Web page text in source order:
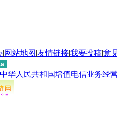
|网站地图|友情链接|我要投稿|意
中华人民共和国增值电信业务经